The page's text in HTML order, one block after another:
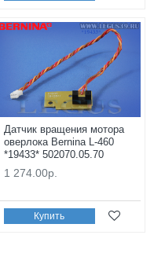
790+
Feed
Датчик вращения мотора
оверлока Bernina L-460
*19433* 502070.05.70
1 274.00р.
Купить